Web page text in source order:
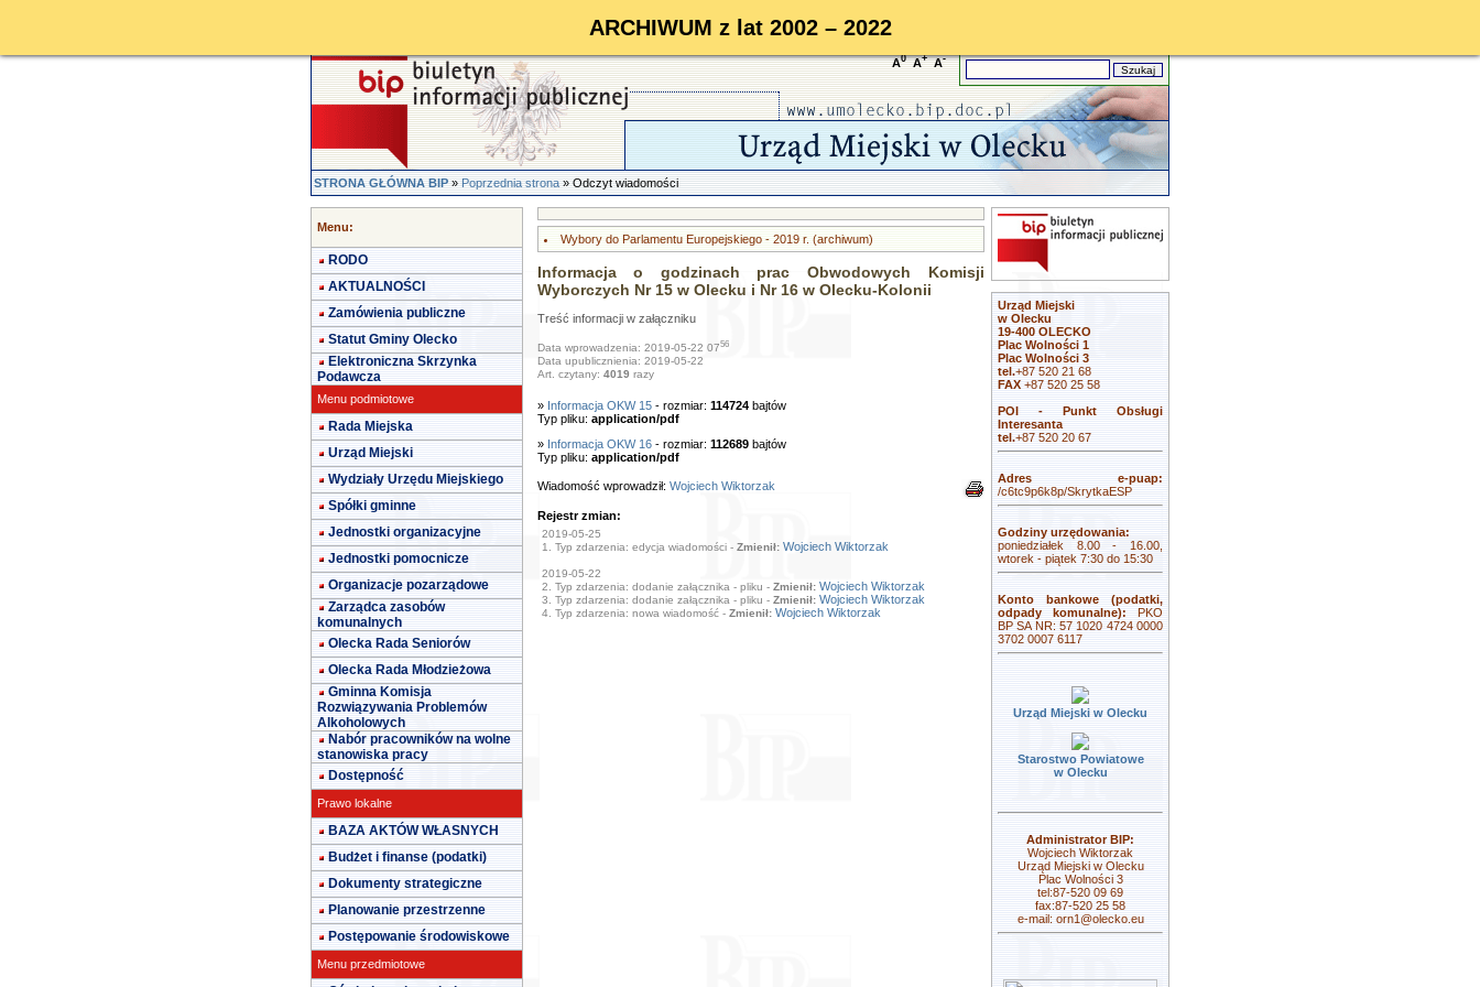
ARCHIWUM z lat 2002 – 2022
A0 A+ A-
STRONA GŁÓWNA BIP»Poprzednia strona» Odczyt wiadomości
Menu:
RODO
AKTUALNOŚCI
Zamówienia publiczne
Statut Gminy Olecko
Elektroniczna Skrzynka
Podawcza
Menu podmiotowe
Rada Miejska
Urząd Miejski
Wydziały Urzędu Miejskiego
Spółki gminne
Jednostki organizacyjne
Jednostki pomocnicze
Organizacje pozarządowe
Zarządca zasobów
komunalnych
Olecka Rada Seniorów
Olecka Rada Młodzieżowa
Gminna Komisja
Rozwiązywania Problemów
Alkoholowych
Nabór pracowników na wolne
stanowiska pracy
Dostępność
Prawo lokalne
BAZA AKTÓW WŁASNYCH
Budżet i finanse (podatki)
Dokumenty strategiczne
Planowanie przestrzenne
Postępowanie środowiskowe
Menu przedmiotowe
Wybory do Parlamentu Europejskiego - 2019 r. (archiwum)
Informacja o godzinach prac Obwodowych Komisji
Wyborczych Nr 15 w Olecku i Nr 16 w Olecku-Kolonii
Treść informacji w załączniku
Data wprowadzenia: 2019-05-22 0756
Data upublicznienia: 2019-05-22
Art. czytany: 4019 razy
» Informacja OKW 15- rozmiar: 114724bajtów
Typ pliku: application/pdf
» Informacja OKW 16- rozmiar: 112689bajtów
Typ pliku: application/pdf
Wiadomość wprowadził: Wojciech Wiktorzak
Rejestr zmian:
2019-05-25
1. Typ zdarzenia: edycja wiadomości - Zmienił: Wojciech Wiktorzak
2019-05-22
2. Typ zdarzenia: dodanie załącznika - pliku - Zmienił: Wojciech Wiktorzak
3. Typ zdarzenia: dodanie załącznika - pliku - Zmienił: Wojciech Wiktorzak
4. Typ zdarzenia: nowa wiadomość - Zmienił: Wojciech Wiktorzak
Urząd Miejski
w Olecku
19-400 OLECKO
Plac Wolności 1
Plac Wolności 3
tel.+87 520 21 68
FAX +87 520 25 58
POI - Punkt Obsługi
Interesanta
tel.+87 520 20 67
Adres e-puap:
/c6tc9p6k8p/SkrytkaESP
Godziny urzędowania:
poniedziałek 8.00 - 16.00,
wtorek - piątek 7:30 do 15:30
Konto bankowe (podatki,
odpady komunalne): PKO
BP SA NR: 57 1020 4724 0000
3702 0007 6117
Urząd Miejski w Olecku
Starostwo Powiatowe
w Olecku
Administrator BIP:
Wojciech Wiktorzak
Urząd Miejski w Olecku
Plac Wolności 3
tel:87-520 09 69
fax:87-520 25 58
e-mail: orn1@olecko.eu